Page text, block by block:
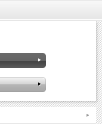
クリスタル【白水晶】のさ
る象徴とされる白水晶。
トの浄化用に使ったりと、幅
でご体感ください。